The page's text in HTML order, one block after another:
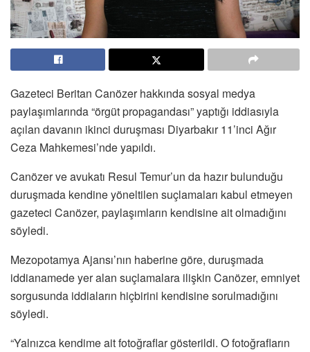
Gazeteci Beritan Canözer hakkında sosyal medya
paylaşımlarında “örgüt propagandası” yaptığı iddiasıyla
açılan davanın ikinci duruşması Diyarbakır 11’inci Ağır
Ceza Mahkemesi’nde yapıldı.
Canözer ve avukatı Resul Temur’un da hazır bulunduğu
duruşmada kendine yöneltilen suçlamaları kabul etmeyen
gazeteci Canözer, paylaşımların kendisine ait olmadığını
söyledi.
Mezopotamya Ajansı’nın haberine göre, duruşmada
iddianamede yer alan suçlamalara ilişkin Canözer, emniyet
sorgusunda iddiaların hiçbirini kendisine sorulmadığını
söyledi.
“Yalnızca kendime ait fotoğraflar gösterildi. O fotoğrafların